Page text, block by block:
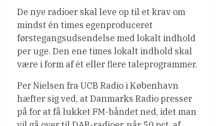
De nye radioer skal leve op til et krav om
mindst én times egenproduceret
førstegangsudsendelse med lokalt indhold
per uge. Den ene times lokalt indhold skal
være i form af ét eller flere taleprogrammer.
Per Nielsen fra UCB Radio i København
hæfter sig ved, at Danmarks Radio presser
på for at få lukket FM-båndet ned, idet man